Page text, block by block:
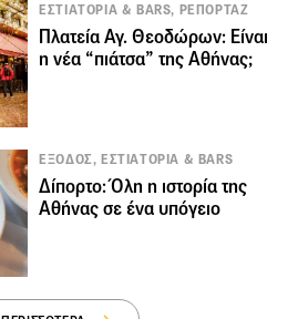
ΕΣΤΙΑΤΟΡΙΑ & BARS, ΡΕΠΟΡΤΑΖ
Πλατεία Αγ. Θεοδώρων: Είναι
η νέα “πιάτσα” της Αθήνας;
ΕΞΟΔΟΣ, ΕΣΤΙΑΤΟΡΙΑ & BARS
Δίπορτο: Όλη η ιστορία της
Αθήνας σε ένα υπόγειο